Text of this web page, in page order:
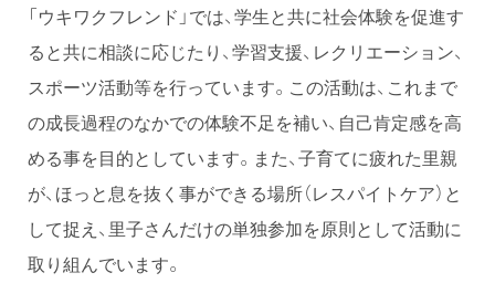
「ウキワクフレンド」では、学生と共に社会体験を促進す
ると共に相談に応じたり、学習支援、レクリエーション、
スポーツ活動等を行っています。この活動は、これまで
の成長過程のなかでの体験不足を補い、自己肯定感を高
める事を目的としています。また、子育てに疲れた里親
が、ほっと息を抜く事ができる場所（レスパイトケア）と
して捉え、里子さんだけの単独参加を原則として活動に
取り組んでいます。